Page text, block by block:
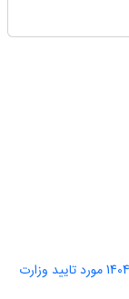
فصلنامه سیاستگذاری پیشرفت شهری در تاریخ 1404/10/16 مورد تایید وزارت